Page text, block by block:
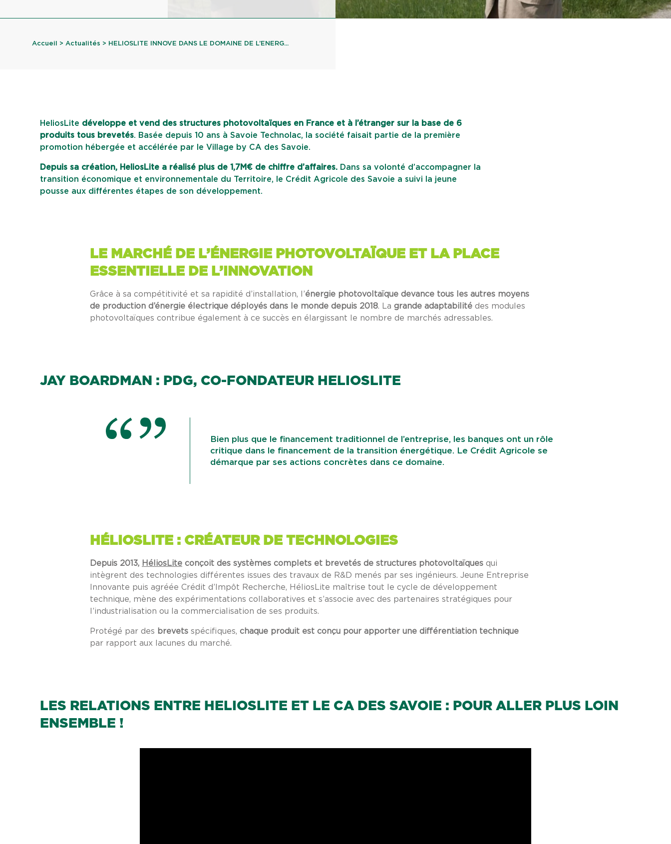
Accueil > Actualités > HELIOSLITE INNOVE DANS LE DOMAINE DE L’ENERG...
HeliosLite développe et vend des structures photovoltaïques en France et à l’étranger sur la base de 6
produits tous brevetés. Basée depuis 10 ans à Savoie Technolac, la société faisait partie de la première
promotion hébergée et accélérée par le Village by CA des Savoie.
Depuis sa création, HeliosLite a réalisé plus de 1,7M€ de chiffre d’affaires. Dans sa volonté d’accompagner la
transition économique et environnementale du Territoire, le Crédit Agricole des Savoie a suivi la jeune
pousse aux différentes étapes de son développement.
LE MARCHÉ DE L’ÉNERGIE PHOTOVOLTAÏQUE ET LA PLACE
ESSENTIELLE DE L’INNOVATION
Grâce à sa compétitivité et sa rapidité d’installation, l’énergie photovoltaïque devance tous les autres moyens
de production d’énergie électrique déployés dans le monde depuis 2018. La grande adaptabilité des modules
photovoltaïques contribue également à ce succès en élargissant le nombre de marchés adressables.
JAY BOARDMAN : PDG, CO-FONDATEUR HELIOSLITE
Bien plus que le financement traditionnel de l’entreprise, les banques ont un rôle
critique dans le financement de la transition énergétique. Le Crédit Agricole se
démarque par ses actions concrètes dans ce domaine.
HÉLIOSLITE : CRÉATEUR DE TECHNOLOGIES
Depuis 2013, HéliosLite conçoit des systèmes complets et brevetés de structures photovoltaïques qui
intègrent des technologies différentes issues des travaux de R&D menés par ses ingénieurs. Jeune Entreprise
Innovante puis agréée Crédit d’Impôt Recherche, HéliosLite maîtrise tout le cycle de développement
technique, mène des expérimentations collaboratives et s’associe avec des partenaires stratégiques pour
l’industrialisation ou la commercialisation de ses produits.
Protégé par des brevets spécifiques, chaque produit est conçu pour apporter une différentiation technique
par rapport aux lacunes du marché.
LES RELATIONS ENTRE HELIOSLITE ET LE CA DES SAVOIE : POUR ALLER PLUS LOIN
ENSEMBLE !